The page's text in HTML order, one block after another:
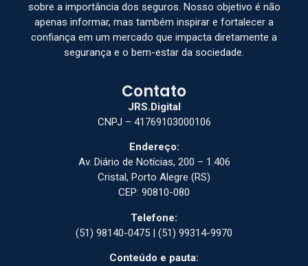
sobre a importância dos seguros. Nosso objetivo é não
apenas informar, mas também inspirar e fortalecer a
confiança em um mercado que impacta diretamente a
segurança e o bem-estar da sociedade.
Contato
JRS.Digital
CNPJ – 41769103000106
Endereço:
Av. Diário de Notícias, 200 – 1.406
Cristal, Porto Alegre (RS)
CEP: 90810-080
Telefone:
(51) 98140-0475 | (51) 99314-9970
Conteúdo e pauta: